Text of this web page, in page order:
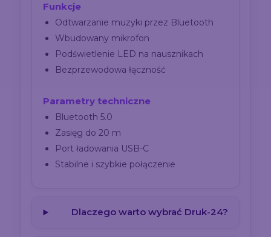
Funkcje
Odtwarzanie muzyki przez Bluetooth
Wbudowany mikrofon
Podświetlenie LED na nausznikach
Bezprzewodowa łączność
Parametry techniczne
Bluetooth 5.0
Zasięg do 20 m
Port ładowania USB-C
Stabilne i szybkie połączenie
Dlaczego warto wybrać Druk-24?